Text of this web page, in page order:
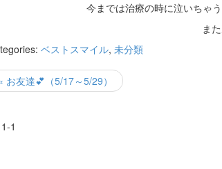
今までは治療の時に泣いちゃ
ま
ベストスマイル, 未分類
お友達💕（5/17～5/29）
1